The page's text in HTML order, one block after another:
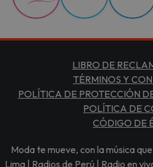
LIBRO DE
TÉRMINOS Y
POLÍTICA DE PROTECCIÓN
POLÍTICA DE
CÓDIGO DE
Moda te mueve, con la música
Lima | Radios de Perú | Radio en